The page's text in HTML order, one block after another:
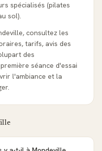
spécialisés (pilates
sol).
consultez les
tarifs, avis des
des
séance d'essai
l'ambiance et la